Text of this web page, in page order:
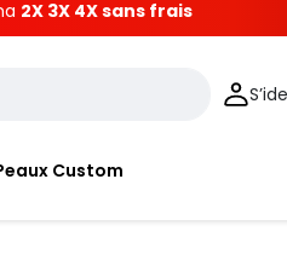
2X 3X 4X sans frais
Custom